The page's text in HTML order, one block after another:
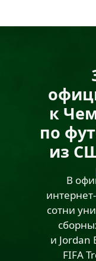
к
по
из
В
сотни
и Jordan
FIFA